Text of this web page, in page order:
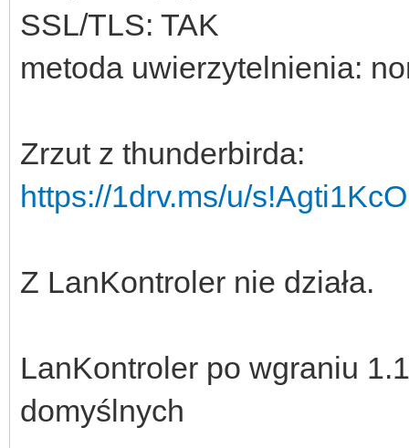
SSL/TLS: TAK
metoda uwierzytelnienia:
Zrzut z thunderbirda:
https://1drv.ms/u/
Z LanKontroler nie działa.
LanKontroler po wgraniu
domyślnych